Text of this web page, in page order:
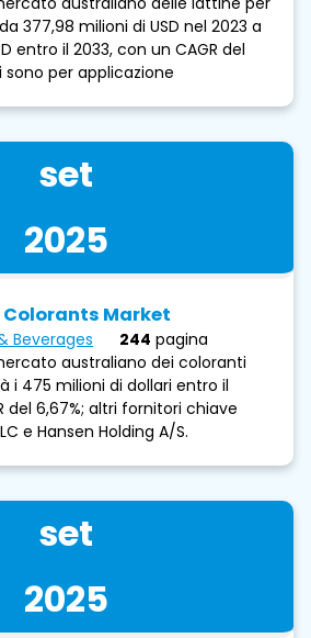
377,98 milioni di USD nel 2023 a
entro il 2033, con un CAGR del
sono per applicazione
set
2025
Market
Beverages 244 pagina
australiano dei coloranti
i 475 milioni di dollari entro il
del 6,67%; altri fornitori chiave
e Hansen Holding A/S.
set
2025